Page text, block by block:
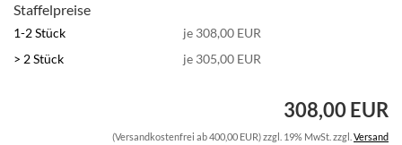
Staffelpreise
1-2 Stück
je 308,00 EUR
> 2 Stück
je 305,00 EUR
308,00 EUR
(Versandkostenfrei ab 400,00 EUR) zzgl. 19% MwSt. zzgl. Versand